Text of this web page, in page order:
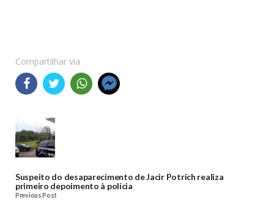
Compartilhar via
Suspeito do desaparecimento de Jacir Potrich realiza
primeiro depoimento à polícia
Previous Post